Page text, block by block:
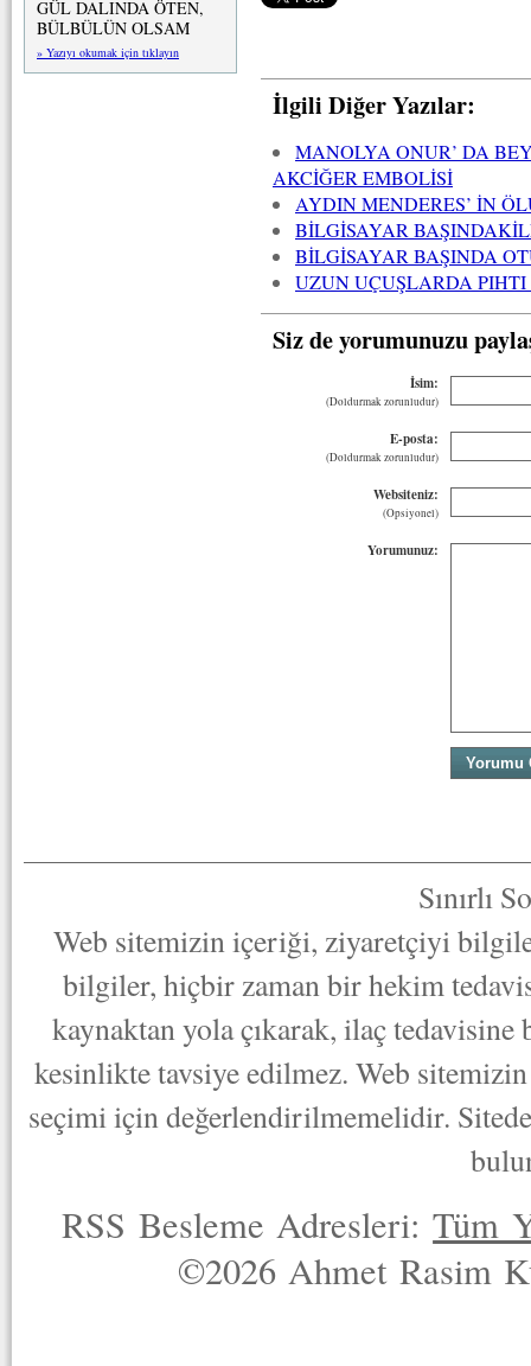
GÜL DALINDA ÖTEN,
BÜLBÜLÜN OLSAM
» Yazıyı okumak için tıklayın
İlgili Diğer Yazılar:
MANOLYA ONUR’ DA
AKCİĞER EMBOLİSİ
AYDIN MENDERES’ İN
BİLGİSAYAR
BİLGİSAYAR BAŞINDA
UZUN UÇUŞLARDA
Siz de yorumunuzu
İsim:
(Doldurmak zorunludur)
E-posta:
(Doldurmak zorunludur)
Websiteniz:
(Opsiyonel)
Yorumunuz:
Sınırlı
Web sitemizin içeriği, ziyaretçiyi
bilgiler, hiçbir zaman bir hekim
kaynaktan yola çıkarak, ilaç
kesinlikte tavsiye edilmez. Web
seçimi için değerlendirilmemelidir.
RSS Besleme Adresleri:Tüm
©2026 Ahmet Rasim